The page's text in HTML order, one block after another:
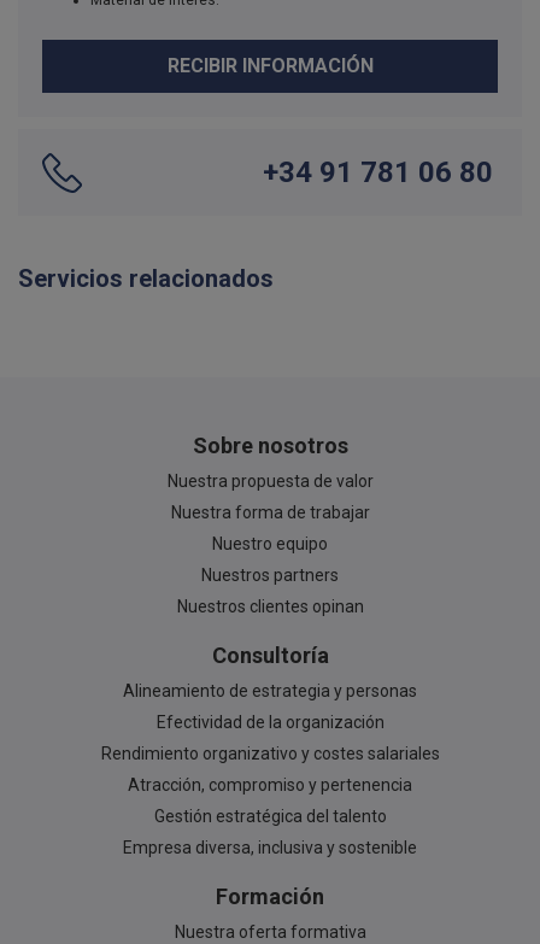
RECIBIR INFORMACIÓN
+34 91 781 06 80
Servicios relacionados
Sobre nosotros
Nuestra propuesta de valor
Nuestra forma de trabajar
Nuestro equipo
Nuestros partners
Nuestros clientes opinan
Consultoría
Alineamiento de estrategia y personas
Efectividad de la organización
Rendimiento organizativo y costes salariales
Atracción, compromiso y pertenencia
Gestión estratégica del talento
Empresa diversa, inclusiva y sostenible
Formación
Nuestra oferta formativa